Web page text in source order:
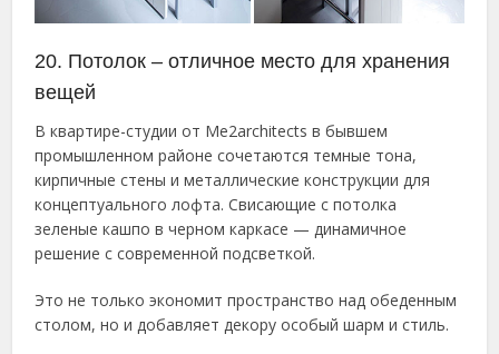
20. Потолок – отличное место для хранения
вещей
В квартире-студии от Me2architects в бывшем
промышленном районе сочетаются темные тона,
кирпичные стены и металлические конструкции для
концептуального лофта. Свисающие с потолка
зеленые кашпо в черном каркасе — динамичное
решение с современной подсветкой.
Это не только экономит пространство над обеденным
столом, но и добавляет декору особый шарм и стиль.